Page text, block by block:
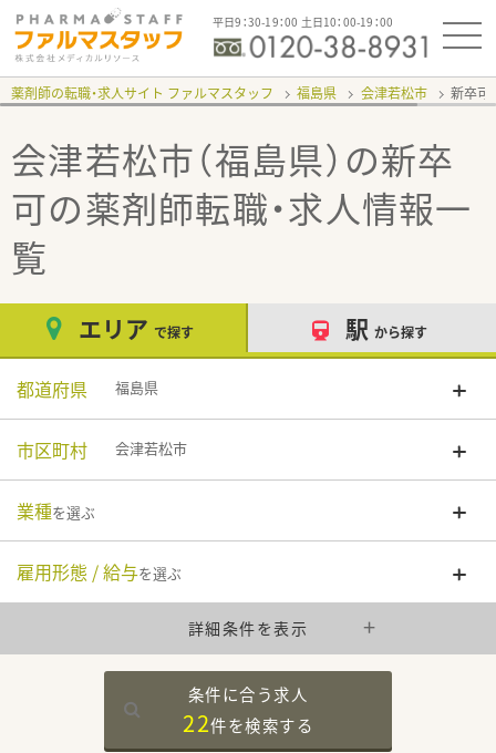
平日9：30-19：00 土日10：00-19：00
薬剤師の転職・求人サイト ファルマスタッフ 福島県 会津若松市 新卒可
会津若松市（福島県）の新卒
可の薬剤師転職・求人情報一
覧
エリア で探す 駅 から探す
都道府県 福島県
市区町村 会津若松市
業種を選ぶ
雇用形態 / 給与を選ぶ
詳細条件を表示
条件に合う求人
22件を検索する